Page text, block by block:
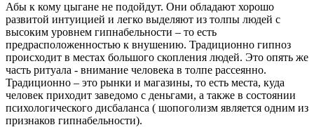
Абы к кому цыгане не подойдут. Они обладают хорошо
развитой интуицией и легко выделяют из толпы людей с
высоким уровнем гипнабельности – то есть
предрасположенностью к внушению. Традиционно гипноз
происходит в местах большого скопления людей. Это опять же
часть ритуала - внимание человека в толпе рассеянно.
Традиционно – это рынки и магазины, то есть места, куда
человек приходит заведомо с деньгами, а также в состоянии
психологического дисбаланса ( шопоголизм является одним из
признаков гипнабельности).